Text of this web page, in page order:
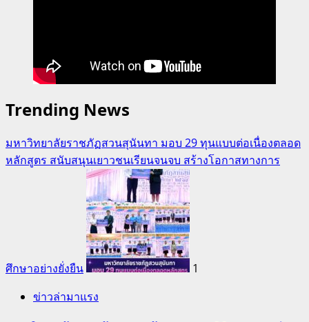
Trending News
มหาวิทยาลัยราชภัฏสวนสุนันทา มอบ 29 ทุนแบบต่อเนื่องตลอด
หลักสูตร สนับสนุนเยาวชนเรียนจนจบ สร้างโอกาสทางการ
ศึกษาอย่างยั่งยืน
1
ข่าวล่ามาแรง